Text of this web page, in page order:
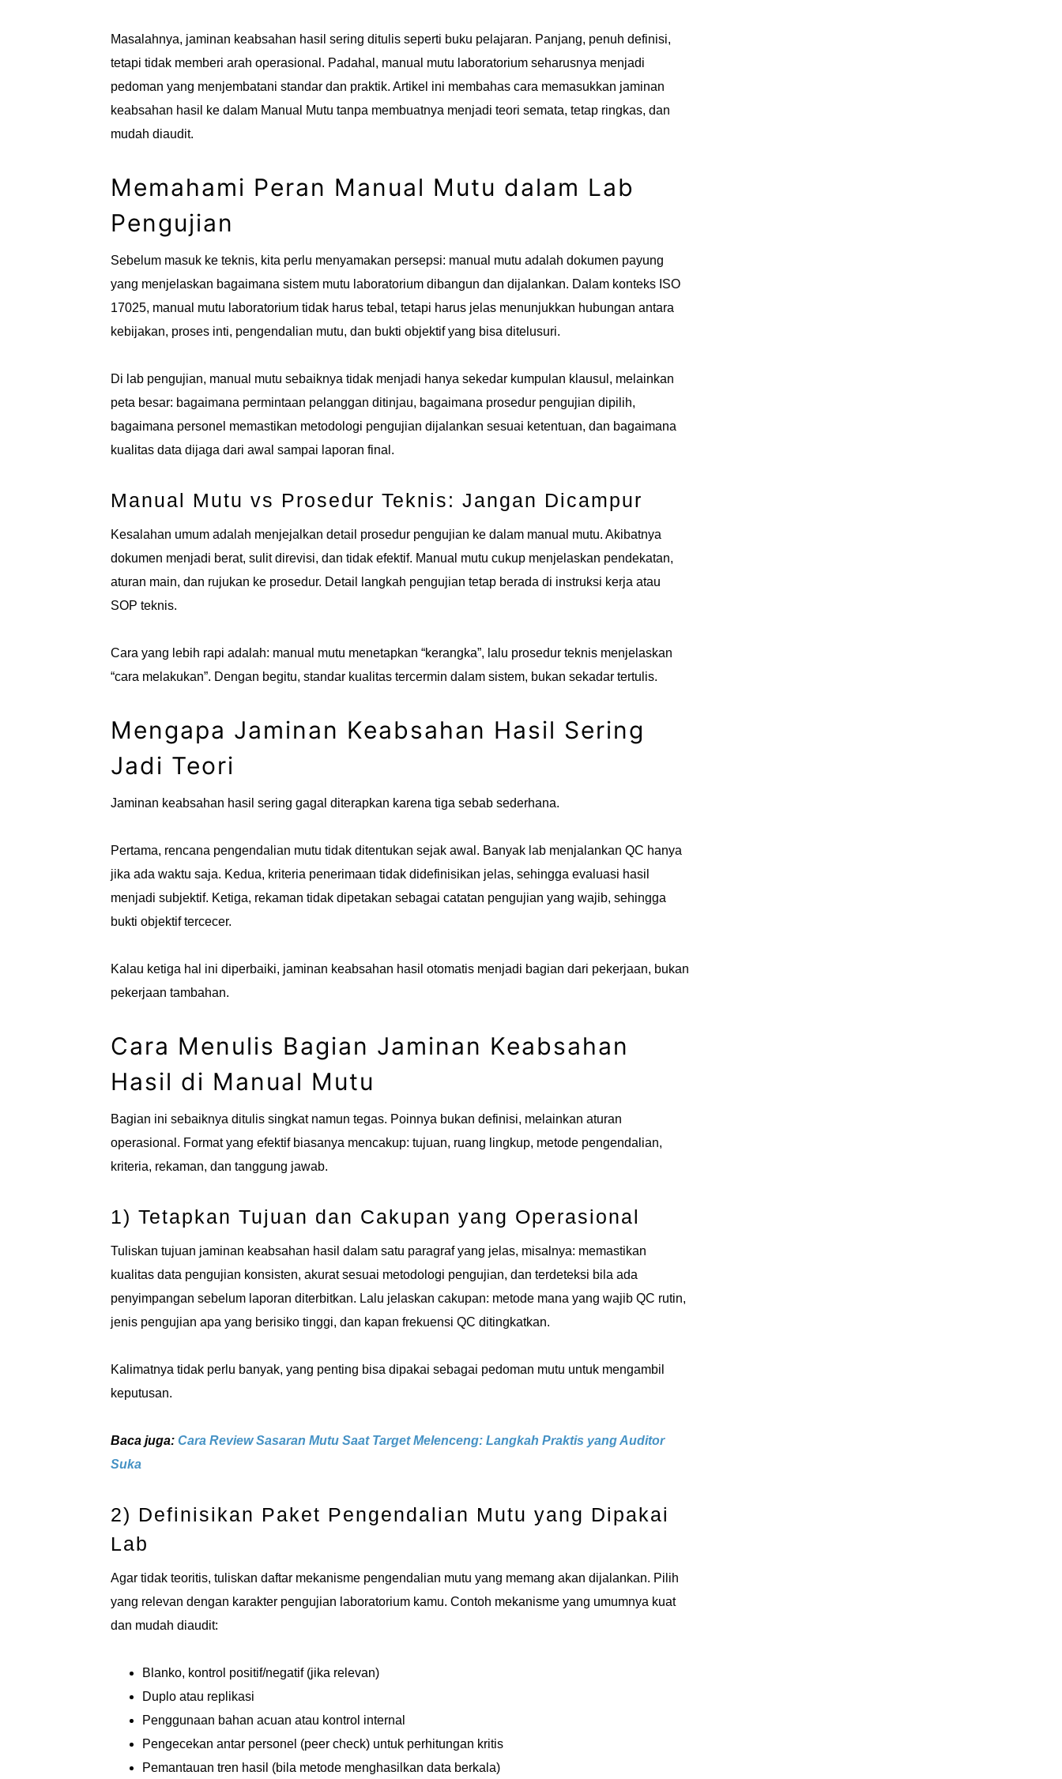
Masalahnya, jaminan keabsahan hasil sering ditulis seperti buku pelajaran. Panjang, penuh definisi,
tetapi tidak memberi arah operasional. Padahal, manual mutu laboratorium seharusnya menjadi
pedoman yang menjembatani standar dan praktik. Artikel ini membahas cara memasukkan jaminan
keabsahan hasil ke dalam Manual Mutu tanpa membuatnya menjadi teori semata, tetap ringkas, dan
mudah diaudit.
Memahami Peran Manual Mutu dalam Lab
Pengujian
Sebelum masuk ke teknis, kita perlu menyamakan persepsi: manual mutu adalah dokumen payung
yang menjelaskan bagaimana sistem mutu laboratorium dibangun dan dijalankan. Dalam konteks ISO
17025, manual mutu laboratorium tidak harus tebal, tetapi harus jelas menunjukkan hubungan antara
kebijakan, proses inti, pengendalian mutu, dan bukti objektif yang bisa ditelusuri.
Di lab pengujian, manual mutu sebaiknya tidak menjadi hanya sekedar kumpulan klausul, melainkan
peta besar: bagaimana permintaan pelanggan ditinjau, bagaimana prosedur pengujian dipilih,
bagaimana personel memastikan metodologi pengujian dijalankan sesuai ketentuan, dan bagaimana
kualitas data dijaga dari awal sampai laporan final.
Manual Mutu vs Prosedur Teknis: Jangan Dicampur
Kesalahan umum adalah menjejalkan detail prosedur pengujian ke dalam manual mutu. Akibatnya
dokumen menjadi berat, sulit direvisi, dan tidak efektif. Manual mutu cukup menjelaskan pendekatan,
aturan main, dan rujukan ke prosedur. Detail langkah pengujian tetap berada di instruksi kerja atau
SOP teknis.
Cara yang lebih rapi adalah: manual mutu menetapkan “kerangka”, lalu prosedur teknis menjelaskan
“cara melakukan”. Dengan begitu, standar kualitas tercermin dalam sistem, bukan sekadar tertulis.
Mengapa Jaminan Keabsahan Hasil Sering
Jadi Teori
Jaminan keabsahan hasil sering gagal diterapkan karena tiga sebab sederhana.
Pertama, rencana pengendalian mutu tidak ditentukan sejak awal. Banyak lab menjalankan QC hanya
jika ada waktu saja. Kedua, kriteria penerimaan tidak didefinisikan jelas, sehingga evaluasi hasil
menjadi subjektif. Ketiga, rekaman tidak dipetakan sebagai catatan pengujian yang wajib, sehingga
bukti objektif tercecer.
Kalau ketiga hal ini diperbaiki, jaminan keabsahan hasil otomatis menjadi bagian dari pekerjaan, bukan
pekerjaan tambahan.
Cara Menulis Bagian Jaminan Keabsahan
Hasil di Manual Mutu
Bagian ini sebaiknya ditulis singkat namun tegas. Poinnya bukan definisi, melainkan aturan
operasional. Format yang efektif biasanya mencakup: tujuan, ruang lingkup, metode pengendalian,
kriteria, rekaman, dan tanggung jawab.
1) Tetapkan Tujuan dan Cakupan yang Operasional
Tuliskan tujuan jaminan keabsahan hasil dalam satu paragraf yang jelas, misalnya: memastikan
kualitas data pengujian konsisten, akurat sesuai metodologi pengujian, dan terdeteksi bila ada
penyimpangan sebelum laporan diterbitkan. Lalu jelaskan cakupan: metode mana yang wajib QC rutin,
jenis pengujian apa yang berisiko tinggi, dan kapan frekuensi QC ditingkatkan.
Kalimatnya tidak perlu banyak, yang penting bisa dipakai sebagai pedoman mutu untuk mengambil
keputusan.
Baca juga: Cara Review Sasaran Mutu Saat Target Melenceng: Langkah Praktis yang Auditor
Suka
2) Definisikan Paket Pengendalian Mutu yang Dipakai
Lab
Agar tidak teoritis, tuliskan daftar mekanisme pengendalian mutu yang memang akan dijalankan. Pilih
yang relevan dengan karakter pengujian laboratorium kamu. Contoh mekanisme yang umumnya kuat
dan mudah diaudit:
Blanko, kontrol positif/negatif (jika relevan)
Duplo atau replikasi
Penggunaan bahan acuan atau kontrol internal
Pengecekan antar personel (peer check) untuk perhitungan kritis
Pemantauan tren hasil (bila metode menghasilkan data berkala)